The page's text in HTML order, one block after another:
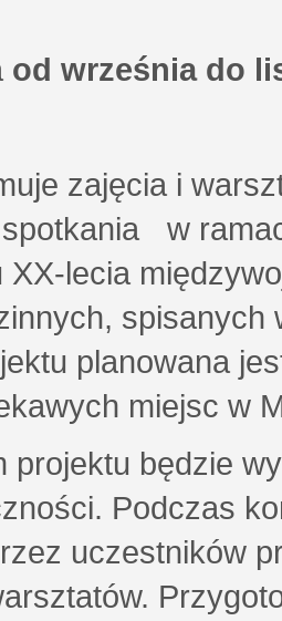
od września do
zajęcia i
w
XX-lecia
planowana
miejsc w
projektu będzie
Podczas
uczestników